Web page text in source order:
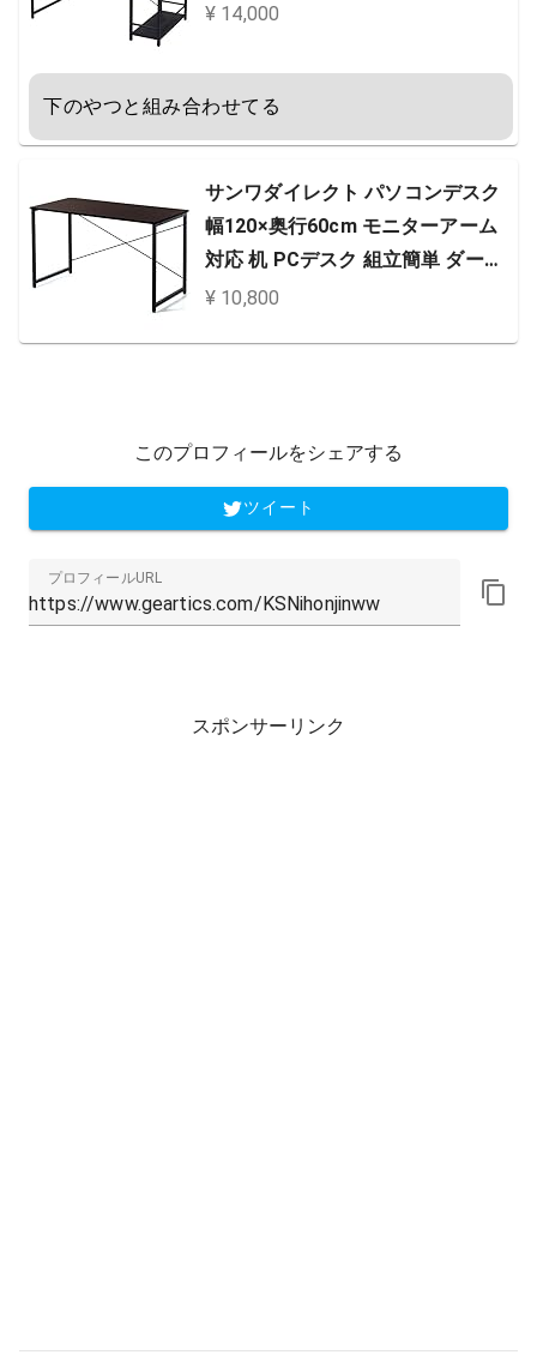
能・A4対応) 頑丈 組立品 ブラック
¥ 14,000
下のやつと組み合わせてる
サンワダイレクト パソコンデスク
幅120×奥行60cm モニターアーム
対応 机 PCデスク 組立簡単 ダーク
ブラウン 100-DESKF004BR
¥ 10,800
このプロフィールをシェアする
ツイート
プロフィールURL
スポンサーリンク